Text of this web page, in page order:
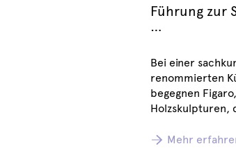
Führung zur
…
Bei einer
renommierten
begegnen
Holzskulpturen,
Mehr